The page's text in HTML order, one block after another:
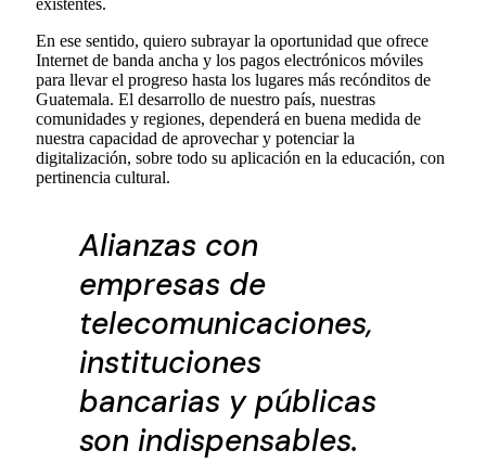
existentes.
En ese sentido, quiero subrayar la oportunidad que ofrece
Internet de banda ancha y los pagos electrónicos móviles
para llevar el progreso hasta los lugares más recónditos de
Guatemala. El desarrollo de nuestro país, nuestras
comunidades y regiones, dependerá en buena medida de
nuestra capacidad de aprovechar y potenciar la
digitalización, sobre todo su aplicación en la educación, con
pertinencia cultural.
Alianzas con
empresas de
telecomunicaciones,
instituciones
bancarias y públicas
son indispensables.